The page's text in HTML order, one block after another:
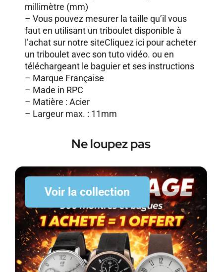
millimètre (mm)
– Vous pouvez mesurer la taille qu’il vous
faut en utilisant un triboulet disponible à
l’achat sur notre siteCliquez ici pour acheter
un triboulet avec son tuto vidéo. ou en
téléchargeant le baguier et ses instructions
– Marque Française
– Made in RPC
– Matière : Acier
– Largeur max. : 11mm
Ne loupez pas
Voir la collection